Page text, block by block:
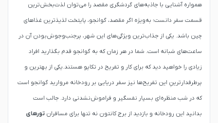
همواره آشنایی با جاذبه‌های گردشگری مقصد را می‌توان لذت‌بخش‌ترین
قسمت سفر دانست؛ به‌ویژه اگر مقصد، گوانجو، پایتخت لذیذترین غذاهای
چین باشد. یکی از جذاب‌ترین ویژگی‌های این شهر، پرجنب‌وجوش‌بودن آن در
ساعت‌های شبانه است. شما در هر زمان که به گوانجو قدم بگذارید افراد
زیادی را خواهید دید که برای کار و تفریح در تکاپو هستند.یکی از بهترین و
پرطرفدارترینِ این تفریح‌ها نیز سفر دریایی بر رودخانه مروارید گوانجو است
که در شب منظره‌ای بسیار نفسگیر و فراموش‌نشدنی دارد. جالب است
بدانید این رودخانه و بازدید از برج کانتون نه تنها برای مسافران تورهای